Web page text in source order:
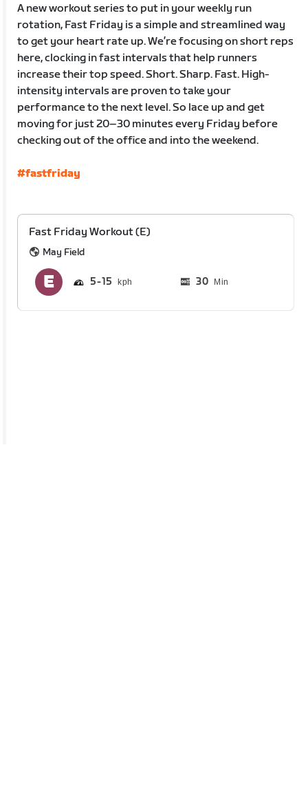
A new workout series to put in your weekly run
rotation, Fast Friday is a simple and streamlined way
to get your heart rate up. We’re focusing on short reps
here, clocking in fast intervals that help runners
increase their top speed. Short. Sharp. Fast. High-
intensity intervals are proven to take your
performance to the next level. So lace up and get
moving for just 20–30 minutes every Friday before
checking out of the office and into the weekend.
#fastfriday
Fast Friday Workout (E)
May Field
5 15 30 Min